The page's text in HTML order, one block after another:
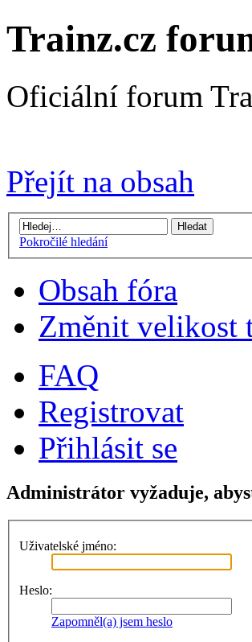
Trainz.cz
Oficiální forum
Přejít na obsah
Pokročilé hledání
Obsah fóra
Změnit velikost
FAQ
Registrovat
Přihlásit se
Administrátor vyžaduje,
Uživatelské jméno:
Heslo:
Zapomněl(a) jsem heslo